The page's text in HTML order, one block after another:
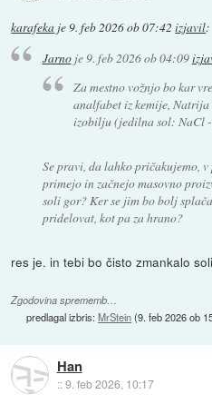
karafeka je9. feb 2026 ob 07:42 izjavil:
Jarnoje 9. feb 2026 ob 04:09
Za mestno vožnjo bo kar
analfabet iz kemije,
izobilju (jedilna sol: NaCl
Se pravi, da lahko pričakujemo,
primejo in začnejo masovno
soli gor? Ker se jim bo bolj
pridelovat, kot pa za hrano?
res je. in tebi bo čisto zmankalo
Zgodovina sprememb…
predlagal izbris:MrStein(9. feb 2026 ob
Han
::9. feb 2026, 10:17